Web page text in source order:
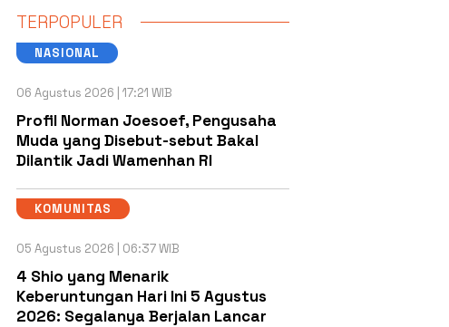
TERPOPULER
NASIONAL
06 Agustus 2026 | 17:21 WIB
Profil Norman Joesoef, Pengusaha
Muda yang Disebut-sebut Bakal
Dilantik Jadi Wamenhan RI
KOMUNITAS
05 Agustus 2026 | 06:37 WIB
4 Shio yang Menarik
Keberuntungan Hari Ini 5 Agustus
2026: Segalanya Berjalan Lancar